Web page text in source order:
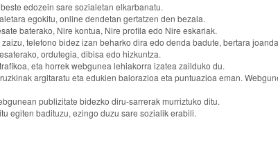
edozein sare sozialetan elkarbanatu.
egokitu, online dendetan gertatzen den bezala.
baterako, Nire kontua, Nire profila edo Nire eskariak.
telefono bidez izan beharko dira edo denda badute, bertara
ordutegia, dibisa edo hizkuntza.
eta horrek webgunea lehiakorra izatea zailduko du.
argitaratu eta edukien balorazioa eta puntuazioa eman.
publizitate bidezko diru-sarrerak murriztuko ditu.
egiten badituzu, ezingo duzu sare sozialik erabili.